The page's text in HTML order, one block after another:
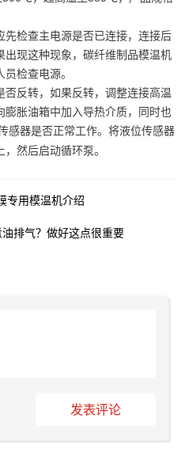
先检查主电源是否已连接，连接后
现这种现象，碳纤维制品模温机
检查电源。
否反转，如果反转，调整连接高温
膨胀油箱中加入导热介质，同时也
感器是否正常工作。将液位传感器
然后启动循环泵。
专用模温机介绍
排气？做好这点很重要
发表评论